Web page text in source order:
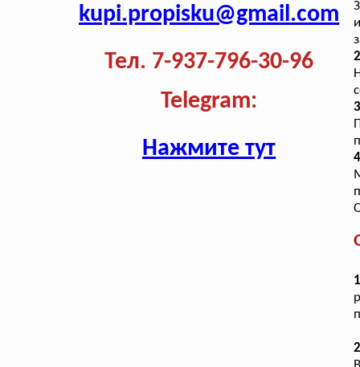
kupi.propisku@gmail.com
Тел. 7-937-796-30-96
Telegram:
Нажмите тут